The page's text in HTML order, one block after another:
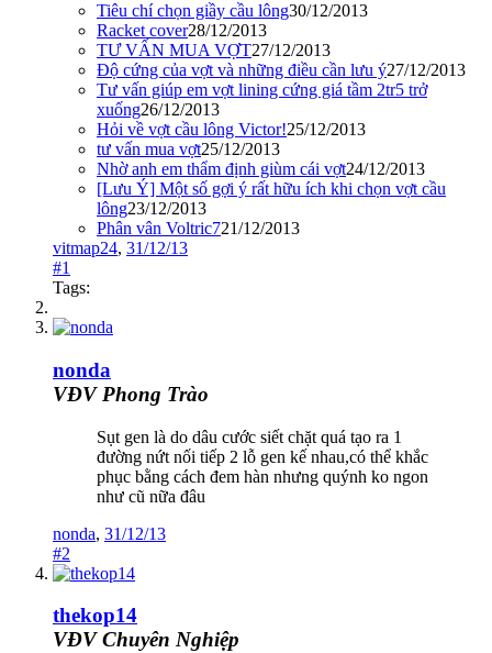
Tiêu chí chọn giầy cầu lông30/12/2013
Racket cover28/12/2013
TƯ VẤN MUA VỢT27/12/2013
Độ cứng của vợt và những điều cần lưu ý27/12/2013
Tư vấn giúp em vợt lining cứng giá tầm 2tr5 trở
xuống26/12/2013
Hỏi về vợt cầu lông Victor!25/12/2013
tư vấn mua vợt25/12/2013
Nhờ anh em thẩm định giùm cái vợt24/12/2013
[Lưu Ý] Một số gợi ý rất hữu ích khi chọn vợt cầu
lông23/12/2013
Phân vân Voltric721/12/2013
vitmap24, 31/12/13
#1
Tags:
nonda
VĐV Phong Trào
Sụt gen là do dâu cước siết chặt quá tạo ra 1
đường nứt nối tiếp 2 lỗ gen kế nhau,có thể khắc
phục bằng cách đem hàn nhưng quýnh ko ngon
như cũ nữa đâu
nonda, 31/12/13
#2
thekop14
VĐV Chuyên Nghiệp